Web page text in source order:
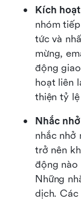
Kích
nhóm
tức và
mừng,
động
hoạt liên
thiện tỷ
Nhắc
nhắc nhở
trở nên
động nào
Những
dịch. Các